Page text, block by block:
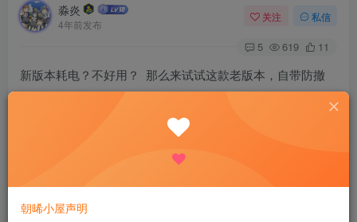
淼炎
4年前发布
关注 私信
5 619 11
新版本耗电？不好用？ 那么来试试这款老版本，自带防撤
—————————应用介绍—————————
【应用包名】：com.tencent.mobileqq
朝晞小屋声明